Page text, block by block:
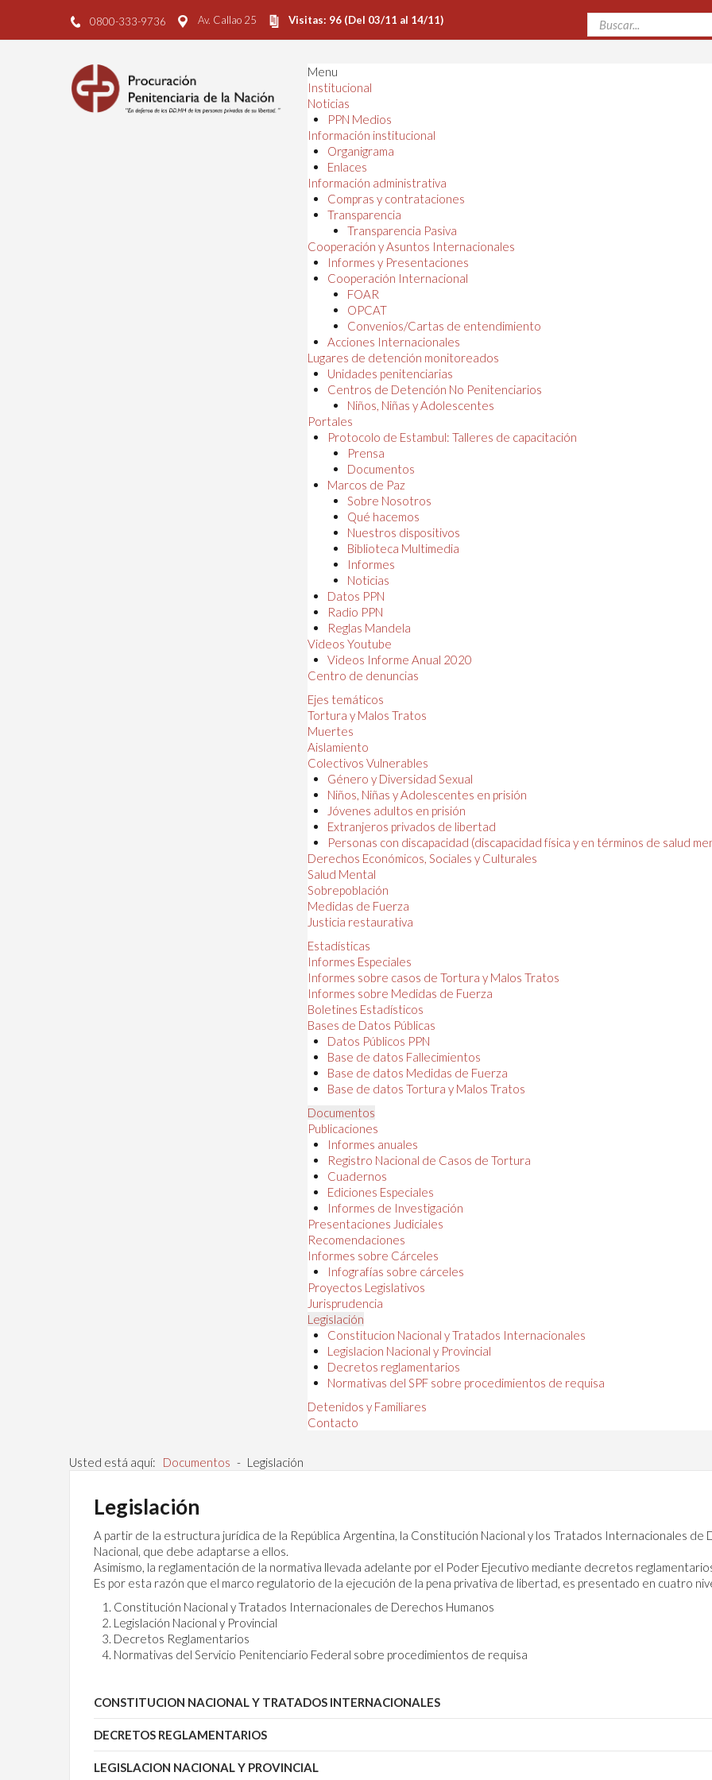
0800-333-9736 Av. Callao 25 Visitas: 96 (Del 03/11 al 14/11)
Menu
Institucional
Noticias
PPN Medios
Información institucional
Organigrama
Enlaces
Información administrativa
Compras y contrataciones
Transparencia
Transparencia Pasiva
Cooperación y Asuntos Internacionales
Informes y Presentaciones
Cooperación Internacional
FOAR
OPCAT
Convenios/Cartas de entendimiento
Acciones Internacionales
Lugares de detención monitoreados
Unidades penitenciarias
Centros de Detención No Penitenciarios
Niños, Niñas y Adolescentes
Portales
Protocolo de Estambul: Talleres de capacitación
Prensa
Documentos
Marcos de Paz
Sobre Nosotros
Qué hacemos
Nuestros dispositivos
Biblioteca Multimedia
Informes
Noticias
Datos PPN
Radio PPN
Reglas Mandela
Videos Youtube
Videos Informe Anual 2020
Centro de denuncias
Ejes temáticos
Tortura y Malos Tratos
Muertes
Aislamiento
Colectivos Vulnerables
Género y Diversidad Sexual
Niños, Niñas y Adolescentes en prisión
Jóvenes adultos en prisión
Extranjeros privados de libertad
Personas con discapacidad (discapacidad física y en términos de salud
Derechos Económicos, Sociales y Culturales
Salud Mental
Sobrepoblación
Medidas de Fuerza
Justicia restaurativa
Estadísticas
Informes Especiales
Informes sobre casos de Tortura y Malos Tratos
Informes sobre Medidas de Fuerza
Boletines Estadísticos
Bases de Datos Públicas
Datos Públicos PPN
Base de datos Fallecimientos
Base de datos Medidas de Fuerza
Base de datos Tortura y Malos Tratos
Documentos
Publicaciones
Informes anuales
Registro Nacional de Casos de Tortura
Cuadernos
Ediciones Especiales
Informes de Investigación
Presentaciones Judiciales
Recomendaciones
Informes sobre Cárceles
Infografías sobre cárceles
Proyectos Legislativos
Jurisprudencia
Legislación
Constitucion Nacional y Tratados Internacionales
Legislacion Nacional y Provincial
Decretos reglamentarios
Normativas del SPF sobre procedimientos de requisa
Detenidos y Familiares
Contacto
Usted está aquí: Documentos - Legislación
Legislación
A partir de la estructura jurídica de la República Argentina, la Constitución Nacional y los Tratados Internacionales de
Nacional, que debe adaptarse a ellos.
Asimismo, la reglamentación de la normativa llevada adelante por el Poder Ejecutivo mediante decretos
Es por esta razón que el marco regulatorio de la ejecución de la pena privativa de libertad, es presentado en cuatro
Constitución Nacional y Tratados Internacionales de Derechos Humanos
Legislación Nacional y Provincial
Decretos Reglamentarios
Normativas del Servicio Penitenciario Federal sobre procedimientos de requisa
CONSTITUCION NACIONAL Y TRATADOS INTERNACIONALES
DECRETOS REGLAMENTARIOS
LEGISLACION NACIONAL Y PROVINCIAL